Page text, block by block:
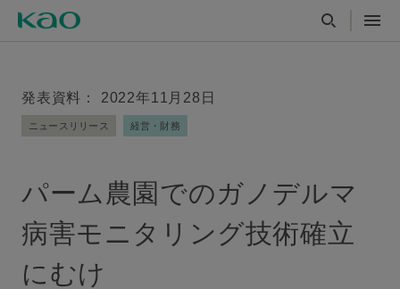
発表資料： 2022年11月28日
ニュースリリース 経営・財務
パーム農園でのガノデルマ
病害モニタリング技術確立
にむけ